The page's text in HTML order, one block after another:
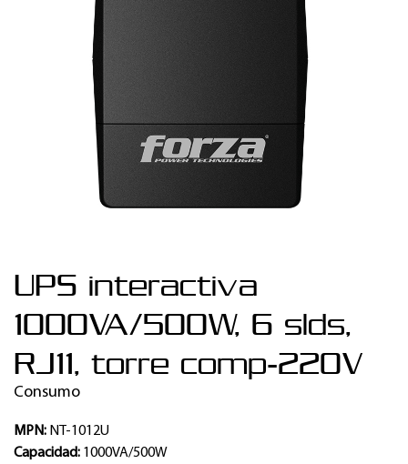
UPS interactiva
1000VA/500W, 6 slds,
RJ11, torre comp-220V
Consumo
MPN: NT-1012U
Capacidad: 1000VA/500W